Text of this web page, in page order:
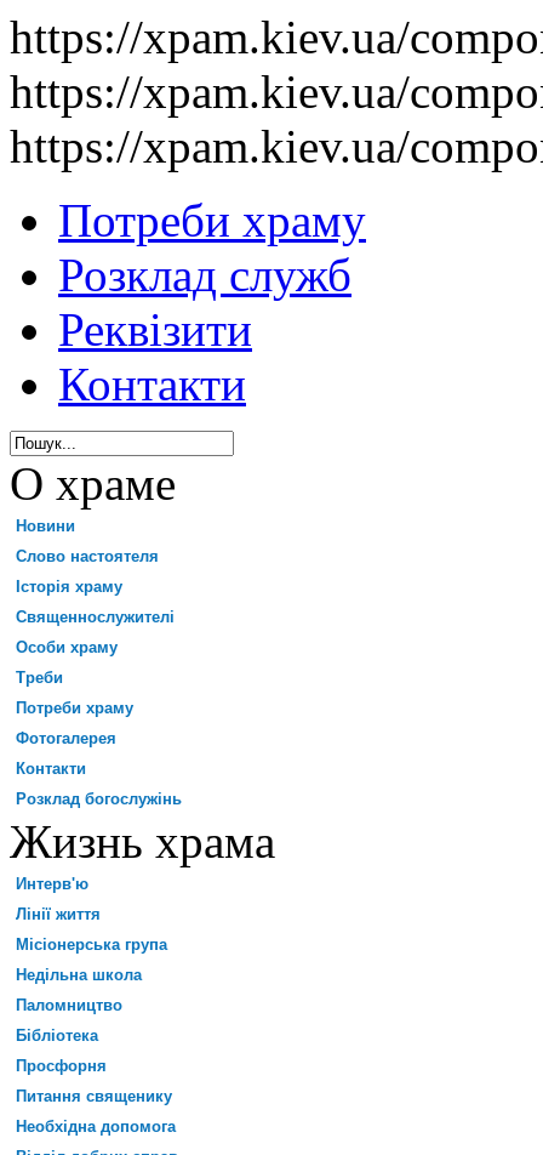
https://xpam.kiev.ua/
https://xpam.kiev.ua/
https://xpam.kiev.ua/
Потреби храму
Розклад служб
Реквізити
Контакти
О храме
Новини
Слово настоятеля
Історія храму
Священнослужителі
Особи храму
Треби
Потреби храму
Фотогалерея
Контакти
Розклад богослужінь
Жизнь храма
Интерв'ю
Лінії життя
Місіонерська група
Недільна школа
Паломництво
Бібліотека
Просфорня
Питання священику
Необхідна допомога